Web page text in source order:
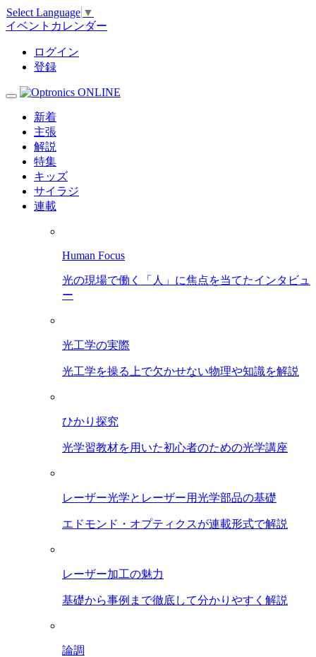
Select Language ▼
イベントカレンダー
ログイン
登録
新着
主張
解説
特集
キッズ
サイラジ
連載
Human Focus
光の現場で働く「人」に焦点を当てたインタビュ
ー
光工学の実際
光工学を操る上で欠かせない物理や知識を解説
ひかり探究
光学習教材を用いた初心者のための光学講座
レーザー光学とレーザー用光学部品の基礎
エドモンド・オプティクスが連載形式で解説
レーザー加工の魅力
基礎から事例まで徹底して分かりやすく解説
論調